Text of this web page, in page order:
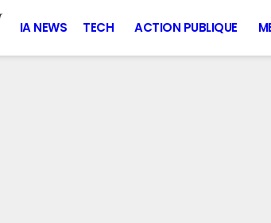
IA NEWS TECH ACTION PUBLIQUE